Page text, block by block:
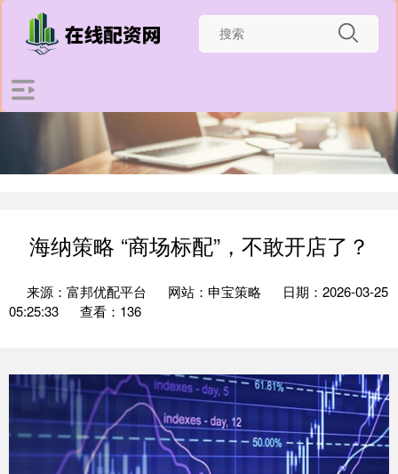
海纳策略 “商场标配”，不敢开店了？
来源：富邦优配平台 网站：申宝策略
日期：2026-03-25
05:25:33
查看：136